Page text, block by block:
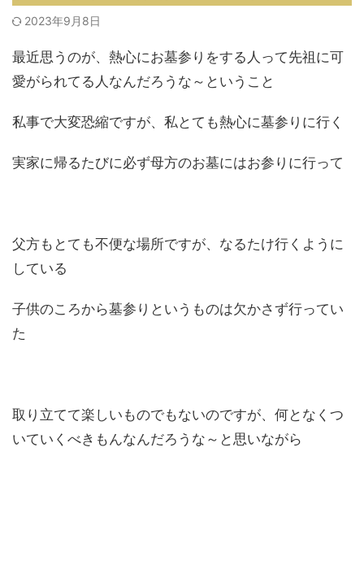
2023年9月8日
最近思うのが、熱心にお墓参りをする人って先祖に可
愛がられてる人なんだろうな～ということ
私事で大変恐縮ですが、私とても熱心に墓参りに行く
実家に帰るたびに必ず母方のお墓にはお参りに行って
父方もとても不便な場所ですが、なるたけ行くように
している
子供のころから墓参りというものは欠かさず行ってい
た
取り立てて楽しいものでもないのですが、何となくつ
いていくべきもんなんだろうな～と思いながら